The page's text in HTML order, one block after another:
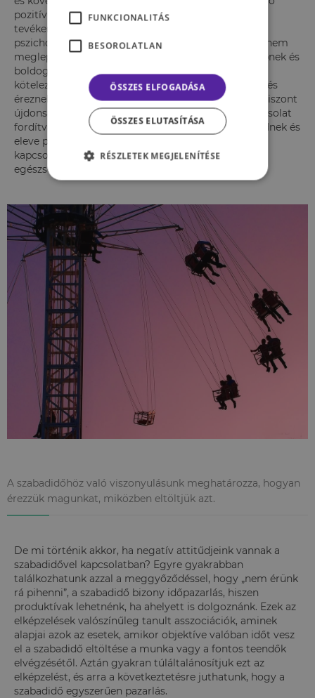
pozitív hozzáállásunk, továbbá a szabadidős
tevékenységünk felé történő elköteleződésünk és a
pszichológiai, illetve fizikai egészségünk között. Az nem
meglepő eredmény, hogy azok, akik egészségesebbnek és
boldogabbnak érzik magukat, sokkal valószínűbben
köteleződnek el szabadidős tevékenységek mellett, és
éreznek pozitívan a szabadidővel kapcsolatban. Az viszont
újdonság lehet, hogy Cassidy szerint az oksági kapcsolat
fordítva is helytálló, azaz mindazok, akik elköteleződnek és
eleve pozitív attitűdjeik vannak a szabadidővel
kapcsolatban, valószínűbben érzik magukat
egészségesebbnek és boldogabbnak.
A szabadidőhöz való viszonyulásunk meghatározza, hogyan
érezzük magunkat, miközben eltöltjük azt.
De mi történik akkor, ha negatív attitűdjeink vannak a
szabadidővel kapcsolatban? Egyre gyakrabban
találkozhatunk azzal a meggyőződéssel, hogy „nem érünk
rá pihenni”, a szabadidő bizony időpazarlás, hiszen
produktívak lehetnénk, ha ahelyett is dolgoznánk. Ezek az
elképzelések valószínűleg tanult asszociációk, aminek
alapjai azok az esetek, amikor objektíve valóban időt vesz
el a szabadidő eltöltése a munka vagy a fontos teendők
elvégzésétől. Aztán gyakran túláltalánosítjuk ezt az
elképzelést, és arra a következtetésre juthatunk, hogy a
szabadidő egyszerűen pazarlás.
FUNKCIONALITÁS
BESOROLATLAN
ÖSSZES ELFOGADÁSA
ÖSSZES ELUTASÍTÁSA
RÉSZLETEK MEGJELENÍTÉSE